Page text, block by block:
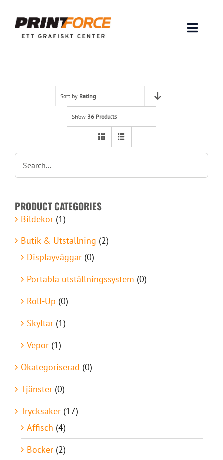
content
Toggle
INSPIRATION
Lämna original & filer
Om oss
Kontakt
Sort by Rating
Show 36 Products
PRODUCT CATEGORIES
Bildekor (1)
Butik & Utställning (2)
Displayväggar (0)
Portabla utställningssystem (0)
Roll-Up (0)
Skyltar (1)
Vepor (1)
Okategoriserad (0)
Tjänster (0)
Trycksaker (17)
Affisch (4)
Böcker (2)